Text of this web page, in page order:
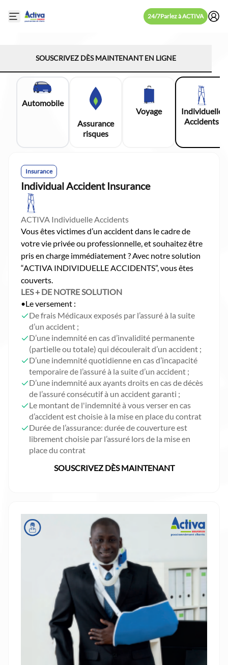
Open mobile side menu 24/7Parlez à ACTIVA
SOUSCRIVEZ DÈS MAINTENANT EN LIGNE
Automobile
Assurance
risques
Voyage
Individuelle
Accidents
Insurance
Individual Accident Insurance
ACTIVA Individuelle Accidents
Vous êtes victimes d’un accident dans le cadre de
votre vie privée ou professionnelle, et souhaitez être
pris en charge immédiatement ? Avec notre solution
“ACTIVA INDIVIDUELLE ACCIDENTS”, vous êtes
couverts.
LES + DE NOTRE SOLUTION
•Le versement :
De frais Médicaux exposés par l’assuré à la suite
d’un accident ;
D’une indemnité en cas d’invalidité permanente
(partielle ou totale) qui découlerait d’un accident ;
D’une indemnité quotidienne en cas d’incapacité
temporaire de l’assuré à la suite d’un accident ;
D’une indemnité aux ayants droits en cas de décès
de l’assuré consécutif à un accident garanti ;
Le montant de l'indemnité à vous verser en cas
d’accident est choisie à la mise en place du contrat
Durée de l’assurance: durée de couverture est
librement choisie par l’assuré lors de la mise en
place du contrat
SOUSCRIVEZ DÈS MAINTENANT